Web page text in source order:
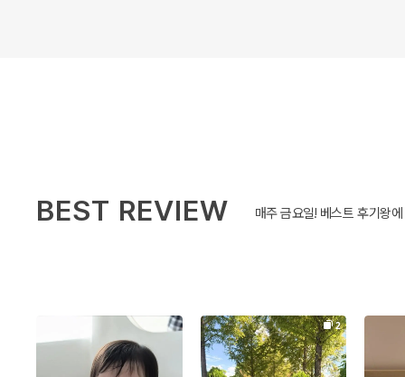
BEST REVIEW 매주 금요일! 베스트 후기왕